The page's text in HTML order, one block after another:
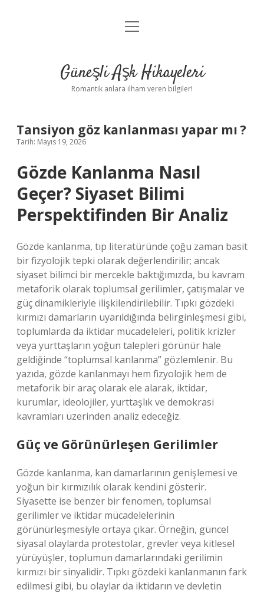
Anasayfa
Yasal Uyarı
menüyü
Güneşli Aşk Hikayeleri
Romantik anlara ilham veren bilgiler!
Tansiyon göz kanlanması yapar mı ?
Tarih: Mayıs 19, 2026
Gözde Kanlanma Nasıl
Geçer? Siyaset Bilimi
Perspektifinden Bir Analiz
Gözde kanlanma, tıp literatüründe çoğu zaman basit
bir fizyolojik tepki olarak değerlendirilir; ancak
siyaset bilimci bir mercekle baktığımızda, bu kavram
metaforik olarak toplumsal gerilimler, çatışmalar ve
güç dinamikleriyle ilişkilendirilebilir. Tıpkı gözdeki
kırmızı damarların uyarıldığında belirginleşmesi gibi,
toplumlarda da iktidar mücadeleleri, politik krizler
veya yurttaşların yoğun talepleri görünür hale
geldiğinde “toplumsal kanlanma” gözlemlenir. Bu
yazıda, gözde kanlanmayı hem fizyolojik hem de
metaforik bir araç olarak ele alarak, iktidar,
kurumlar, ideolojiler, yurttaşlık ve demokrasi
kavramları üzerinden analiz edeceğiz.
Güç ve Görünürleşen Gerilimler
Gözde kanlanma, kan damarlarının genişlemesi ve
yoğun bir kırmızılık olarak kendini gösterir.
Siyasette ise benzer bir fenomen, toplumsal
gerilimler ve iktidar mücadelelerinin
görünürleşmesiyle ortaya çıkar. Örneğin, güncel
siyasal olaylarda protestolar, grevler veya kitlesel
yürüyüşler, toplumun damarlarındaki gerilimin
kırmızı bir sinyalidir. Tıpkı gözdeki kanlanmanın fark
edilmesi gibi, bu olaylar da iktidarın ve devletin